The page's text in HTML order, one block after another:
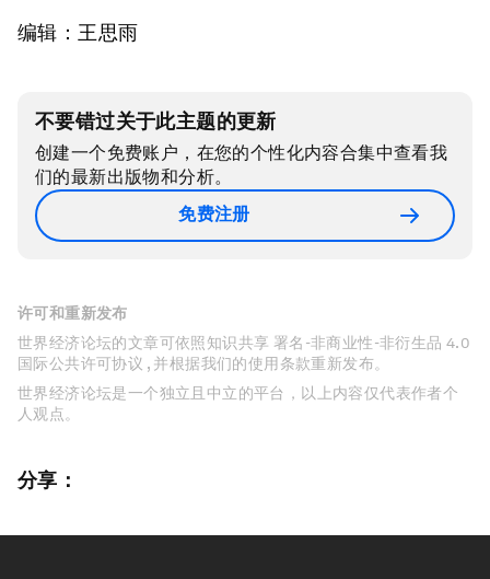
编辑：王思雨
不要错过关于此主题的更新
创建一个免费账户，在您的个性化内容合集中查看我
们的最新出版物和分析。
免费注册
许可和重新发布
世界经济论坛的文章可依照知识共享 署名-非商业性-非衍生品 4.0
国际公共许可协议 , 并根据我们的使用条款重新发布。
世界经济论坛是一个独立且中立的平台，以上内容仅代表作者个
人观点。
分享：